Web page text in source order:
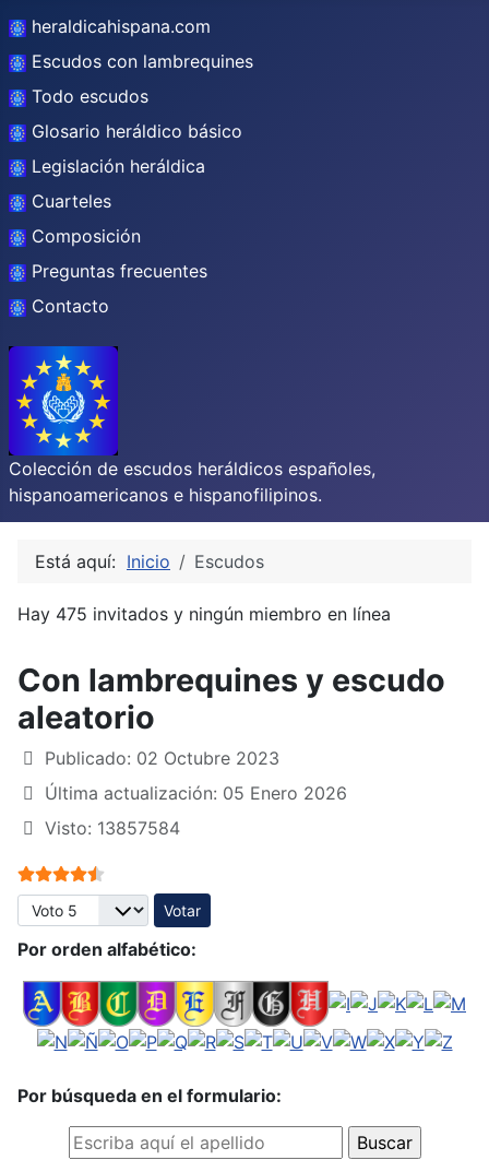
heraldicahispana.com
Escudos con lambrequines
Todo escudos
Glosario heráldico básico
Legislación heráldica
Cuarteles
Composición
Preguntas frecuentes
Contacto
Colección de escudos heráldicos españoles,
hispanoamericanos e hispanofilipinos.
Está aquí: Inicio Escudos
Hay 475 invitados y ningún miembro en línea
Con lambrequines y escudo
aleatorio
Publicado: 02 Octubre 2023
Última actualización: 05 Enero 2026
Visto: 13857584
Ratio:4.5/
Por favor, vote
Por orden alfabético:
Por búsqueda en el formulario: